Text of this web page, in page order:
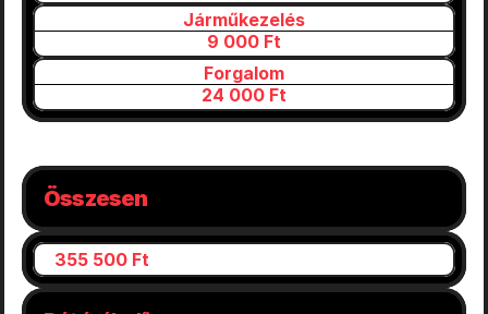
Járműkezelés
9 000 Ft
Forgalom
24 000 Ft
Összesen
355 500 Ft